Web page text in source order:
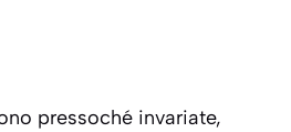
pressoché invariate,